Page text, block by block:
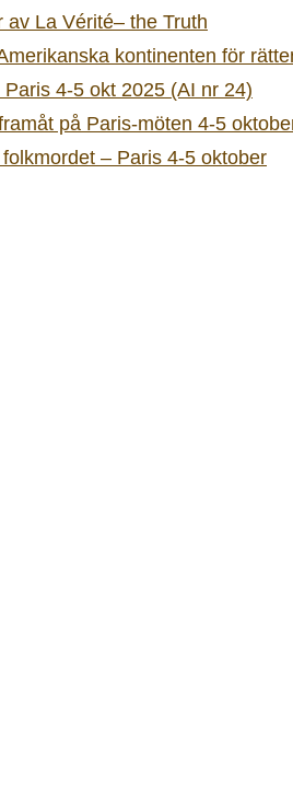
av La Vérité– the Truth
kontinenten för
4-5 okt 2025 (AI nr 24)
på Paris-möten 4-5
– Paris 4-5 oktober